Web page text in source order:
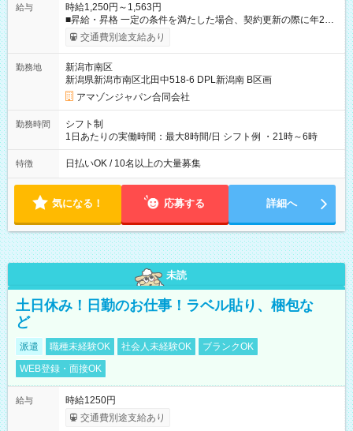
給与
時給1,250円～1,563円
■昇給・昇格 一定の条件を満たした場合、契約更新の際に年2回
まで昇給の機会があります。 ■正社員登用制度あり ※月末締/翌
月25日支払い ※時間外手当、別途支給 ※深夜割増賃金 (22:00～
☆Amazon直雇用で安定して働けます！ 【試用期間】試用期間
あり 試用期間の長さ：1週間 雇用形態、給与は本採用時と同じ
です。
交通費別途支給あり
勤務地
新潟市南区
新潟県新潟市南区北田中518-6 DPL新潟南 B区画
アマゾンジャパン合同会社
勤務時間
シフト制
1日あたりの実働時間：最大8時間/日 シフト例 ・21時～6時
特徴 日払いOK / 10名以上の大量募集
気になる！ 応募する 詳細へ
未読
土日休み！日勤のお仕事！ラベル貼り、梱包な
ど
派遣 職種未経験OK 社会人未経験OK
ブランクOK
WEB登録・面接OK
給与
時給1250円
交通費別途支給あり